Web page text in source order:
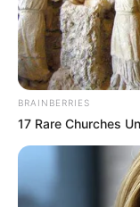
BRAINBERRIES
17 Rare Churches